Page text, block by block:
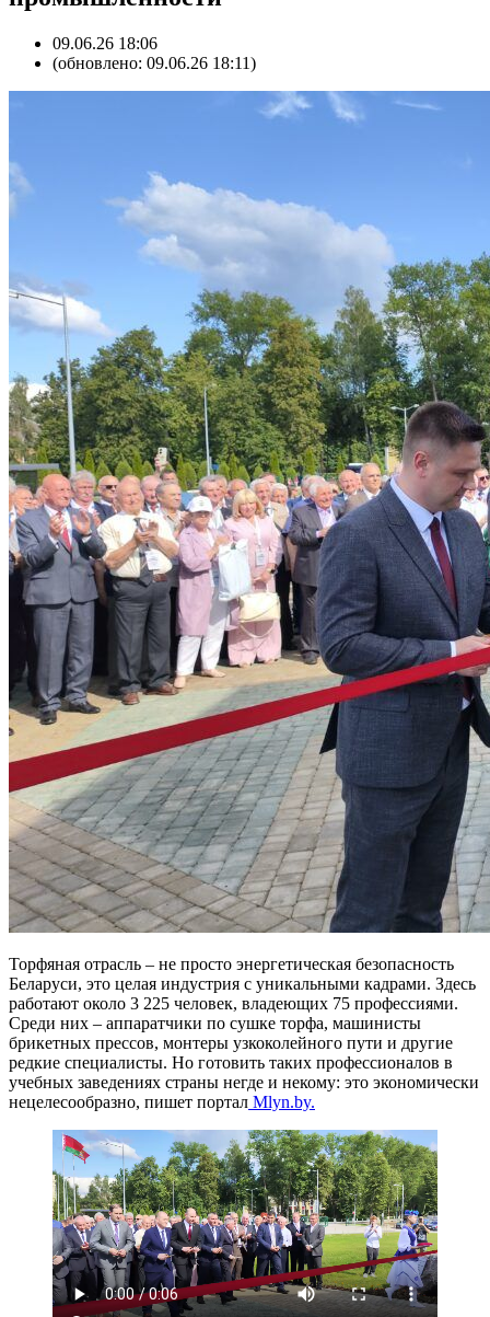
09.06.26 18:06
(обновлено: 09.06.26 18:11)
Торфяная отрасль – не просто энергетическая безопасность
Беларуси, это целая индустрия с уникальными кадрами. Здесь
работают около 3 225 человек, владеющих 75 профессиями.
Среди них – аппаратчики по сушке торфа, машинисты
брикетных прессов, монтеры узкоколейного пути и другие
редкие специалисты. Но готовить таких профессионалов в
учебных заведениях страны негде и некому: это экономически
нецелесообразно, пишет портал Мlyn.by.